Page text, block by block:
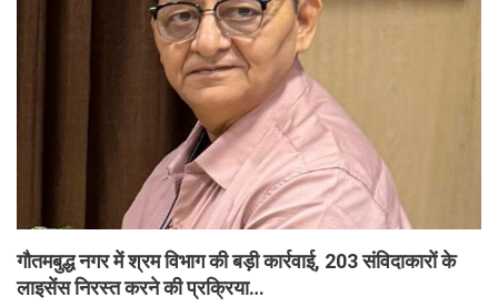
गौतमबुद्ध नगर में श्रम विभाग की बड़ी कार्रवाई, 203 संविदाकारों के
लाइसेंस निरस्त करने की प्रक्रिया…